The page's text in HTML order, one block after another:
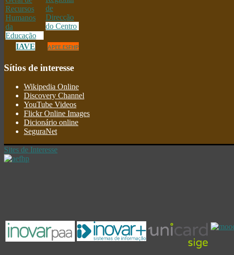
IAVE APEE.ESFHP
Sítios de interesse
Wikipedia Online
Discovery Channel
YouTube Videos
Flickr Online Images
Dicionário online
SeguraNet
Sites de Interesse